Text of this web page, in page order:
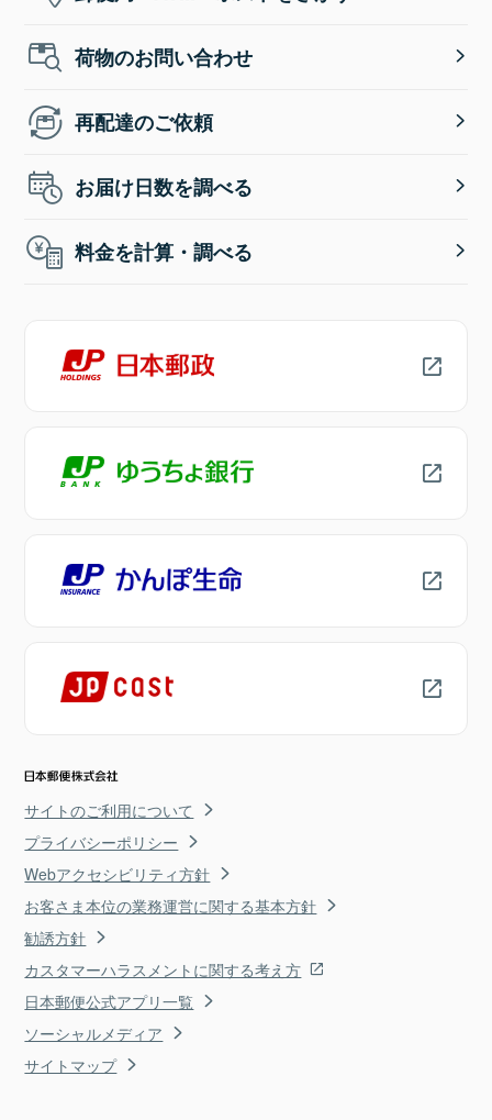
荷物のお問い合わせ
再配達のご依頼
お届け日数を調べる
料金を計算・調べる
サイトのご利用について
プライバシーポリシー
Webアクセシビリティ方針
お客さま本位の業務運営に関する基本方針
勧誘方針
カスタマーハラスメントに関する考え方
日本郵便公式アプリ一覧
ソーシャルメディア
サイトマップ